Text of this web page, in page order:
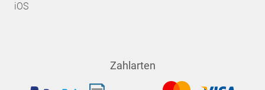
iOS
Zahlarten